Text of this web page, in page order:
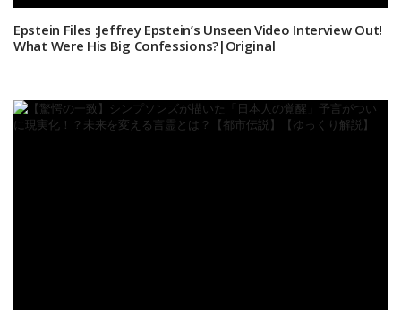
Epstein Files :Jeffrey Epstein’s Unseen Video Interview Out!
What Were His Big Confessions?|Original